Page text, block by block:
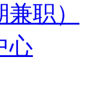
职）
心